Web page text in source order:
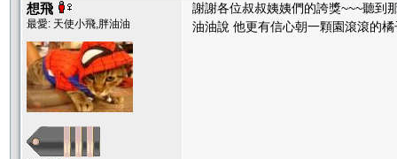
想飛
最愛: 天使小飛,胖油油
謝謝各位叔叔姨姨們的誇獎~~~聽到
油油說 他更有信心朝一顆園滾滾的